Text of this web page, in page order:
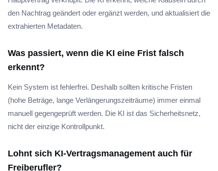
den Nachtrag geändert oder ergänzt werden, und aktualisiert die
extrahierten Metadaten.
Was passiert, wenn die KI eine Frist falsch
erkennt?
Kein System ist fehlerfrei. Deshalb sollten kritische Fristen
(hohe Beträge, lange Verlängerungszeiträume) immer einmal
manuell gegengeprüft werden. Die KI ist das Sicherheitsnetz,
nicht der einzige Kontrollpunkt.
Lohnt sich KI-Vertragsmanagement auch für
Freiberufler?